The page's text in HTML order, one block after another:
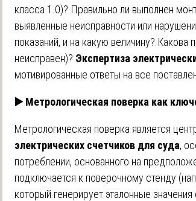
класса 1.0)? Правильно ли выполнен
выявленные неисправности или
показаний, и на какую величину? Какова
неисправен)? Экспертиза
мотивированные ответы на все
▶️Метрологическая поверка как
Метрологическая поверка является
электрических счетчиков для суда,
потреблении, основанного на
подключается к поверочному стенду
который генерирует эталонные